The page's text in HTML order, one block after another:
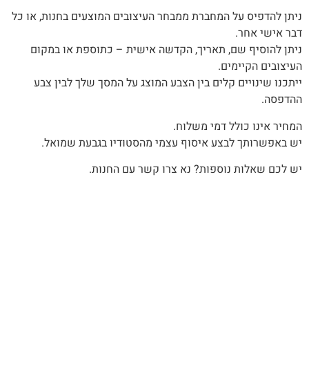
‬דבר‭ ‬אישי‭ ‬אחר‭.‬
ניתן‭ ‬להוסיף‭ ‬שם‭,‬ תאריך, ‬הקדשה‭ ‬אישית – כתוספת או במקום
העיצובים הקיימים.
‬ההדפסה‭.‬
המחיר‭ ‬אינו‭ ‬כולל‭ ‬דמי‭ ‬משלוח‭.‬
יש‭ ‬באפשרותך‭ ‬לבצע‭ ‬איסוף‭ ‬עצמי‭ ‬מהסטודיו‭ ‬בגבעת‭ ‬שמואל‭.‬
יש לכם שאלות נוספות? נא צרו קשר עם החנות.